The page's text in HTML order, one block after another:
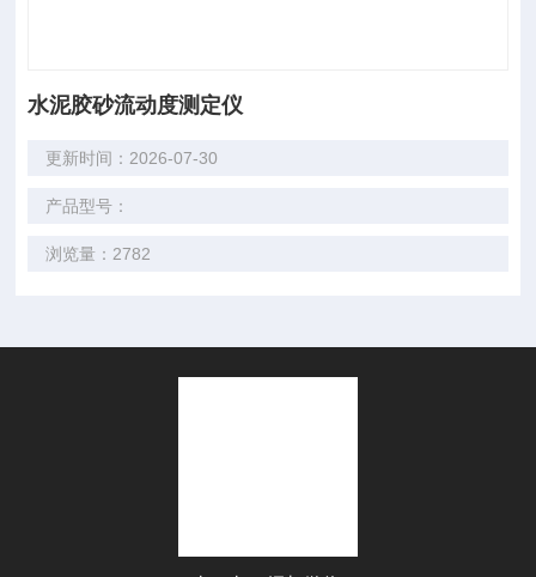
水泥胶砂流动度测定仪
更新时间：2026-07-30
产品型号：
浏览量：2782